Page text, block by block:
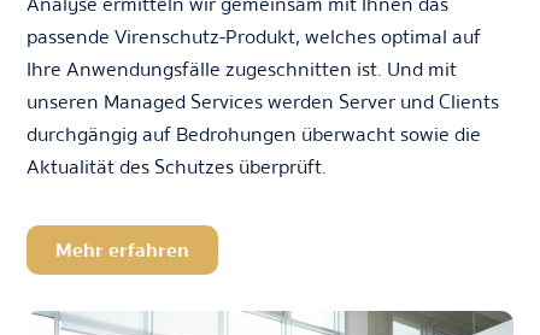
passende Virenschutz-Produkt, welches optimal auf
Ihre Anwendungsfälle zugeschnitten ist. Und mit
unseren Managed Services werden Server und Clients
durchgängig auf Bedrohungen überwacht sowie die
Aktualität des Schutzes überprüft.
Mehr erfahren